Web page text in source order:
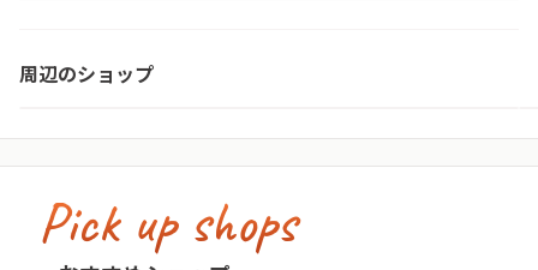
周辺のショップ
東京都・世田谷区
Pick up shops
古着屋no pain no gain(ノーペインノーゲ
イン)